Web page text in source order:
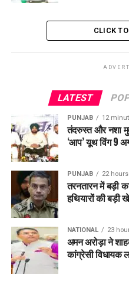
RELATED TOPICS: LATEST
Doonewala में भारत माला
CM Mann ने किया बड़ा
को मिलेगा रोजगार
CLICK
LATEST
PUNJAB 12
तंदरुस्त और नशा
‘आप’ यूथ विंग 9
PUNJAB 22
तरनतारन में बड़ी
हथियारों की बड़ी
NATIONAL 23
अमन अरोड़ा ने
कांग्रेसी विधायक